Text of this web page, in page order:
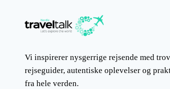
Vi inspirerer nysgerrige rejsende med
rejseguider, autentiske oplevelser og
fra hele verden.